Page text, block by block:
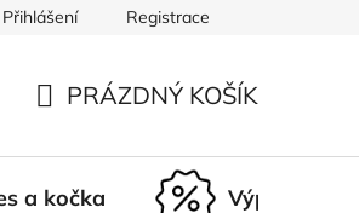
Nepřevzetí zásilky
Přihlášení Registrace
KOŠÍK
PRÁZDNÝ KOŠÍK
a kočka Výprodej